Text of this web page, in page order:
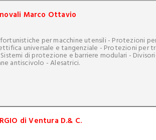
Marco Ottavio
per macchine utensili - Protezioni
universale e tangenziale - Protezioni per
di protezione e barriere modulari -
antiscivolo - Alesatrici.
di Ventura D.& C.